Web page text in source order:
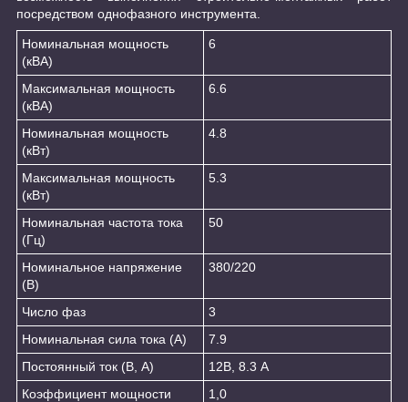
посредством однофазного инструмента.
Номинальная мощность
(кВА)
6
Максимальная мощность
(кВА)
6.6
Номинальная мощность
(кВт)
4.8
Максимальная мощность
(кВт)
5.3
Номинальная частота тока
(Гц)
50
Номинальное напряжение
(В)
380/220
Число фаз
3
Номинальная сила тока (А)
7.9
Постоянный ток (В, А)
12В, 8.3 А
Коэффициент мощности
1,0